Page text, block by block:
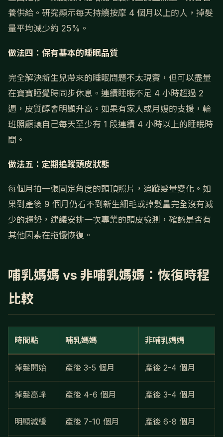
養供給。研究顯示每天持續按摩 4 個月以上的人，掉髮
量平均減少約 25%。
做法四：保有基本的睡眠品質
完全解決新生兒帶來的睡眠問題不太現實，但可以盡量
在寶寶睡覺時同步休息。連續睡眠不足 4 小時超過 2
週，皮質醇會明顯升高。如果有家人或月嫂的支援，輪
班照顧讓自己每天至少有 1 段連續 4 小時以上的睡眠時
間。
做法五：定期追蹤頭皮狀態
每個月拍一張固定角度的頭頂照片，追蹤髮量變化。如
果到產後 9 個月仍看不到新生細毛或掉髮量完全沒有減
少的趨勢，建議安排一次專業的頭皮檢測，確認是否有
其他因素在拖慢恢復。
哺乳媽媽 vs 非哺乳媽媽：恢復時程
比較
時間點 哺乳媽媽 非哺乳媽媽
掉髮開始 產後 3-5 個月 產後 2-4 個月
掉髮高峰 產後 4-6 個月 產後 3-4 個月
明顯減緩 產後 7-10 個月 產後 6-8 個月